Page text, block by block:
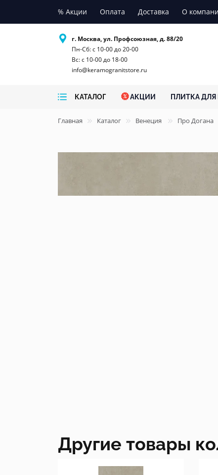
% Акции Оплата Доставка О
г. Москва, ул. Профсоюзная, д. 88/20
Пн-Сб: с 10-00 до 20-00
Вс: с 10-00 до 18-00
info@keramogranitstore.ru
КАТАЛОГ АКЦИИ ПЛИТКА ДЛЯ
Главная Каталог Венеция Про Догана
Другие товары